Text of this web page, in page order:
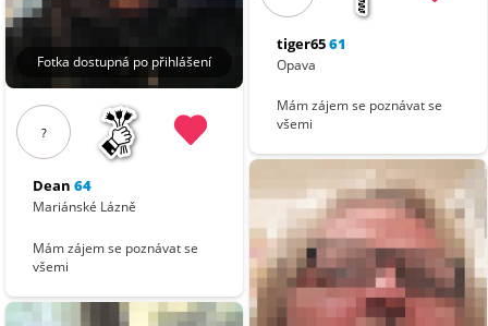
Fotka dostupná po přihlášení
?
Dean 64
Mariánské Lázně
Mám zájem se poznávat se
všemi
tiger6561
Opava
Mám zájem se poznávat se
všemi